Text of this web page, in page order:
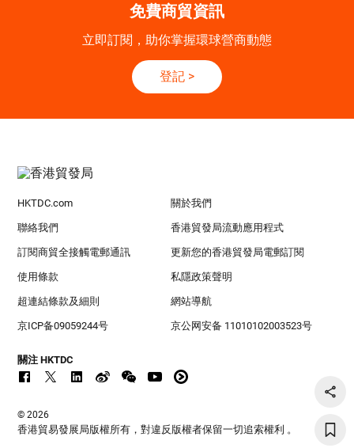
免費商貿資訊
立即訂閱，助你掌握環球營商動態
登記 >
HKTDC.com 關於我們
聯絡我們 香港貿發局流動應用程式
訂閱商貿全接觸電郵通訊 更新您的香港貿發局電郵訂閱
使用條款 私隱政策聲明
超連結條款及細則 網站導航
京ICP备09059244号 京公网安备 11010102003523号
關注 HKTDC
© 2026
香港貿易發展局版權所有，對違反版權者保留一切追索權利 。